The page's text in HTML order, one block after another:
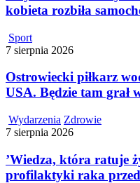
kobieta rozbiła
Sport
7 sierpnia 2026
Ostrowiecki piłkarz
USA. Będzie tam grał
Wydarzenia Zdrowie
7 sierpnia 2026
’Wiedza, która ratuje
profilaktyki raka